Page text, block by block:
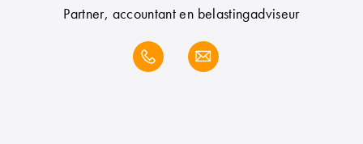
Partner, accountant en belastingadviseur